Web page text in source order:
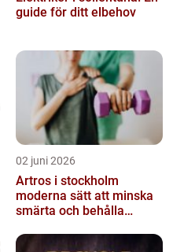
guide för ditt elbehov
02 juni 2026
Artros i stockholm
moderna sätt att minska
smärta och behålla